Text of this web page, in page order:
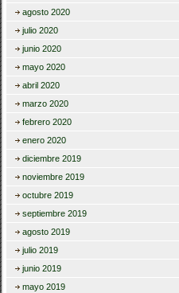
agosto 2020
julio 2020
junio 2020
mayo 2020
abril 2020
marzo 2020
febrero 2020
enero 2020
diciembre 2019
noviembre 2019
octubre 2019
septiembre 2019
agosto 2019
julio 2019
junio 2019
mayo 2019